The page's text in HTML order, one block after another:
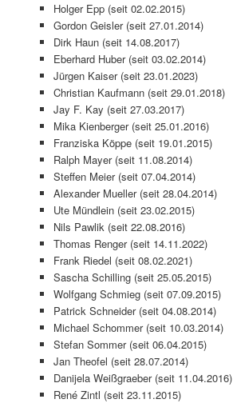
Holger Epp (seit 02.02.2015)
Gordon Geisler (seit 27.01.2014)
Dirk Haun (seit 14.08.2017)
Eberhard Huber (seit 03.02.2014)
Jürgen Kaiser (seit 23.01.2023)
Christian Kaufmann (seit 29.01.2018)
Jay F. Kay (seit 27.03.2017)
Mika Kienberger (seit 25.01.2016)
Franziska Köppe (seit 19.01.2015)
Ralph Mayer (seit 11.08.2014)
Steffen Meier (seit 07.04.2014)
Alexander Mueller (seit 28.04.2014)
Ute Mündlein (seit 23.02.2015)
Nils Pawlik (seit 22.08.2016)
Thomas Renger (seit 14.11.2022)
Frank Riedel (seit 08.02.2021)
Sascha Schilling (seit 25.05.2015)
Wolfgang Schmieg (seit 07.09.2015)
Patrick Schneider (seit 04.08.2014)
Michael Schommer (seit 10.03.2014)
Stefan Sommer (seit 06.04.2015)
Jan Theofel (seit 28.07.2014)
Danijela Weißgraeber (seit 11.04.2016)
René Zintl (seit 23.11.2015)